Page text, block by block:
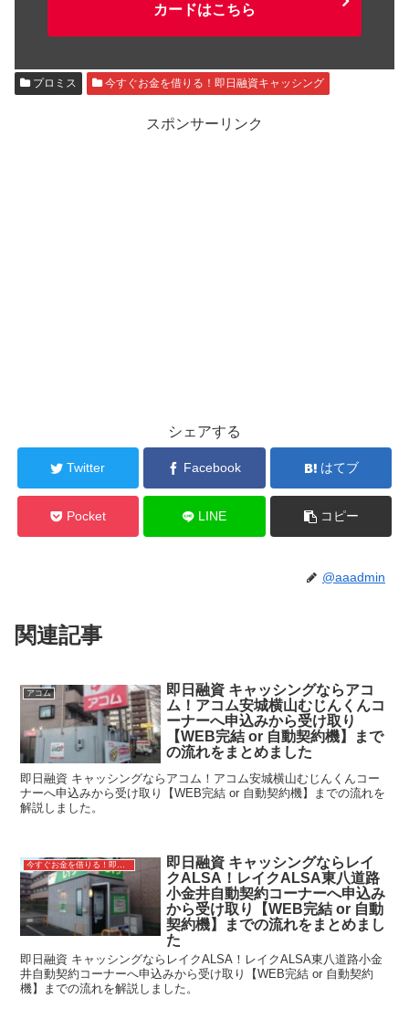
カードはこちら
プロミス 今すぐお金を借りる！即日融資キャッシング
スポンサーリンク
シェアする
Twitter Facebook はてブ
Pocket LINE コピー
@aaadmin
関連記事
アコム
即日融資 キャッシングならアコ
ム！アコム安城横山むじんくんコ
ーナーへ申込みから受け取り
【WEB完結 or 自動契約機】まで
の流れをまとめました
即日融資 キャッシングならアコム！アコム安城横山むじんくんコー
ナーへ申込みから受け取り【WEB完結 or 自動契約機】までの流れを
解説しました。
今すぐお金を借りる！即日融資キャッシング
即日融資 キャッシングならレイ
クALSA！レイクALSA東八道路
小金井自動契約コーナーへ申込み
から受け取り【WEB完結 or 自動
契約機】までの流れをまとめまし
た
即日融資 キャッシングならレイクALSA！レイクALSA東八道路小金
井自動契約コーナーへ申込みから受け取り【WEB完結 or 自動契約
機】までの流れを解説しました。